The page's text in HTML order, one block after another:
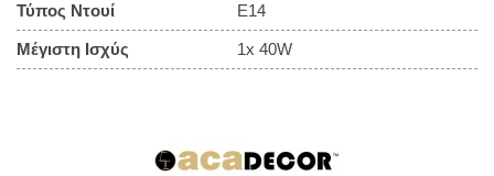
Τύπος Ντουί E14
Μέγιστη Ισχύς 1x 40W